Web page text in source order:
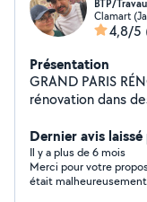
BTP/
Clamart
4,8/5
Présentation
GRAND PARIS
rénovation dans
Dernier avis
Il y a plus de 6 mois
Merci pour votre
était